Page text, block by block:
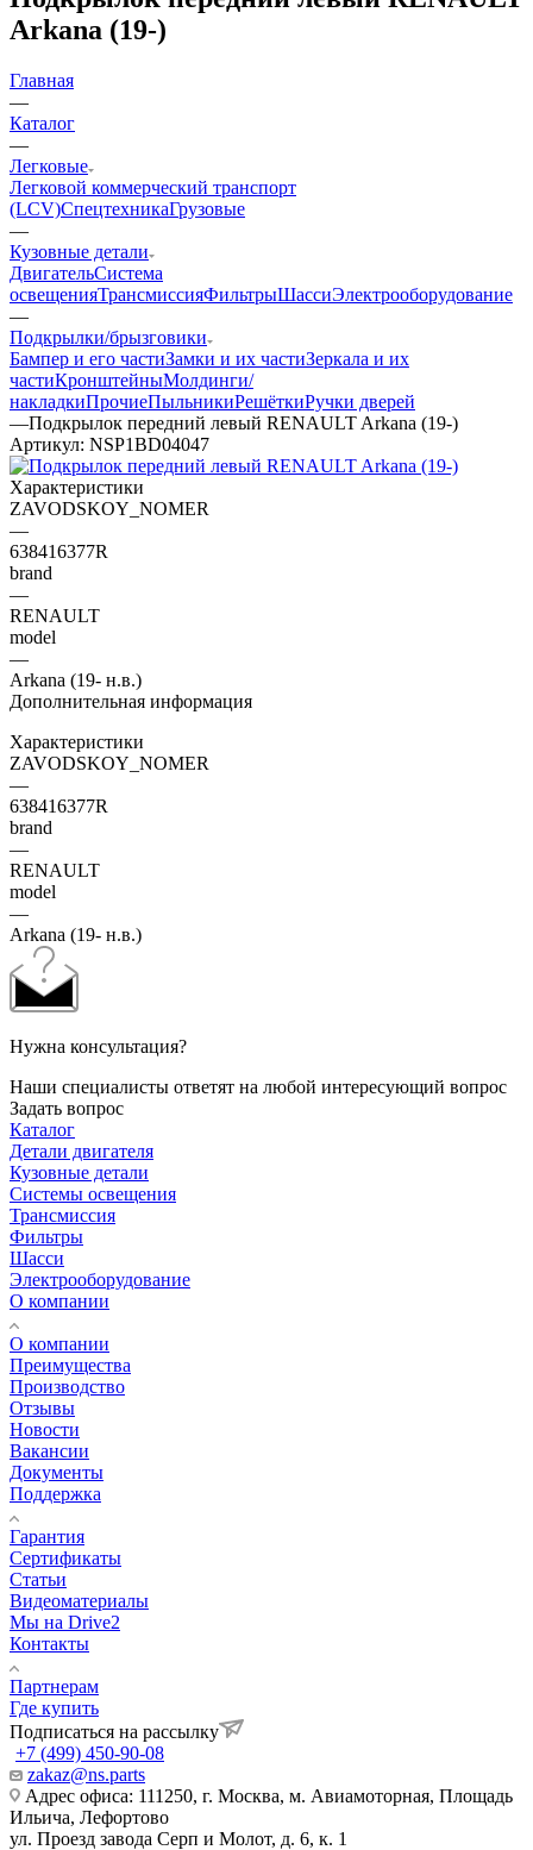
Arkana (19-)
Главная
—
Каталог
—
Легковые
Легковой коммерческий транспорт
(LCV)СпецтехникаГрузовые
—
Кузовные детали
ДвигательСистема
освещенияТрансмиссияФильтрыШассиЭлектрооборудование
—
Подкрылки/брызговики
Бампер и его частиЗамки и их частиЗеркала и их
частиКронштейныМолдинги/
накладкиПрочиеПыльникиРешёткиРучки дверей
—Подкрылок передний левый RENAULT Arkana (19-)
Артикул: NSP1BD04047
Характеристики
ZAVODSKOY_NOMER
—
638416377R
brand
—
RENAULT
model
—
Arkana (19- н.в.)
Дополнительная информация
Характеристики
ZAVODSKOY_NOMER
—
638416377R
brand
—
RENAULT
model
—
Arkana (19- н.в.)
Нужна консультация?
Наши специалисты ответят на любой интересующий вопрос
Задать вопрос
Каталог
Детали двигателя
Кузовные детали
Системы освещения
Трансмиссия
Фильтры
Шасси
Электрооборудование
О компании
О компании
Преимущества
Производство
Отзывы
Новости
Вакансии
Документы
Поддержка
Гарантия
Сертификаты
Статьи
Видеоматериалы
Мы на Drive2
Контакты
Партнерам
Где купить
Подписаться на рассылку
+7 (499) 450-90-08
zakaz@ns.parts
Адрес офиса: 111250, г. Москва, м. Авиамоторная, Площадь
Ильича, Лефортово
ул. Проезд завода Серп и Молот, д. 6, к. 1